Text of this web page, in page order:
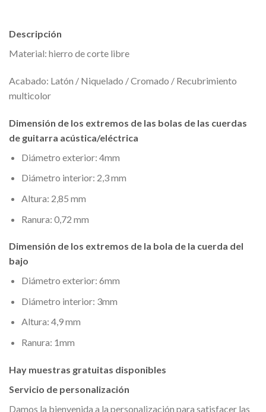
Descripción
Material: hierro de corte libre
Acabado: Latón / Niquelado / Cromado / Recubrimiento
multicolor
Dimensión de los extremos de las bolas de las cuerdas
de guitarra acústica/eléctrica
Diámetro exterior: 4mm
Diámetro interior: 2,3 mm
Altura: 2,85 mm
Ranura: 0,72 mm
Dimensión de los extremos de la bola de la cuerda del
bajo
Diámetro exterior: 6mm
Diámetro interior: 3mm
Altura: 4,9 mm
Ranura: 1mm
Hay muestras gratuitas disponibles
Servicio de personalización
Damos la bienvenida a la personalización para satisfacer las